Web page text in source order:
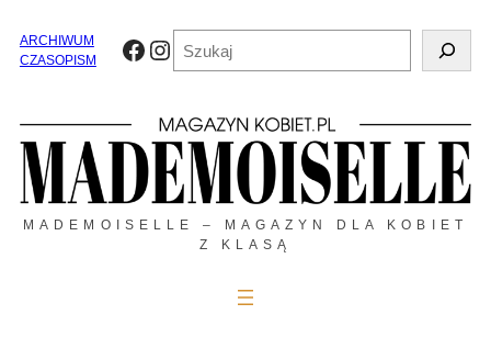
treściARCHIWUM
CZASOPISM
Facebook
Instagram
MADEMOISELLE – MAGAZYN DLA KOBIET
Z KLASĄ